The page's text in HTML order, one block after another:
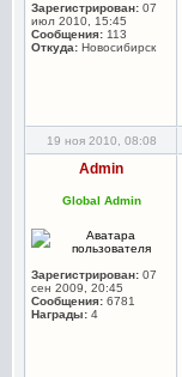
Зарегистрирован: 07
июл 2010, 15:45
Сообщения: 113
Откуда: Новосибирск
19 ноя 2010, 08:08
Admin
Global Admin
Зарегистрирован: 07
сен 2009, 20:45
Сообщения: 6781
Награды: 4